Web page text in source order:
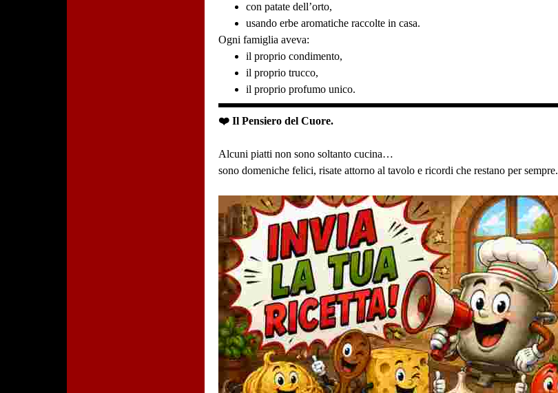
con patate dell’orto,
usando erbe aromatiche raccolte in casa.
Ogni famiglia aveva:
il proprio condimento,
il proprio trucco,
il proprio profumo unico.
❤️ Il Pensiero del Cuore.
Alcuni piatti non sono soltanto cucina…
sono domeniche felici, risate attorno al tavolo e ricordi che restano per sempre.